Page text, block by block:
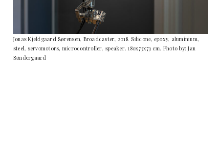
Jonas Kjeldgaard Sørensen, Broadcaster, 2018. Silicone, epoxy, aluminium,
steel, servomotors, microcontroller, speaker. 180x73x73 cm. Photo by: Jan
Søndergaard